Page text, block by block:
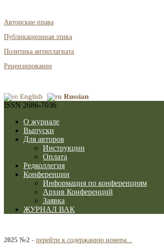
Авторские права
Публикационная этика
Политика антиплагиата
Рецензирование
English Russian
ISSN 2686-7036
О журнале
Выпуски
Для авторов
Инструкции
Оплата
Редколлегия
Конференции
Информация по конференциям
Архив Конференций
Заявка
ЖУРНАЛ ВАК
2025 №2 - перейти к содержанию номера...